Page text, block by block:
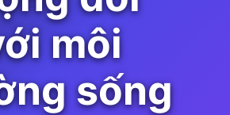
môi
sống